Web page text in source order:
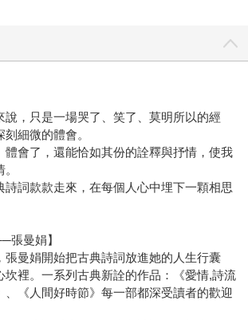
說，只是一場哭了、笑了、莫明所以的經
細微的體會。
體會了，還能恰如其份的詮釋與抒情，使我
詩詞款款走來，在每個人心中埋下一顆相思
張曼娟】
張曼娟開始把古典詩詞放進她的人生行囊
坎裡。一系列古典新詮的作品：《愛情,詩流
、《人間好時節》每一部都深受讀者的歡迎